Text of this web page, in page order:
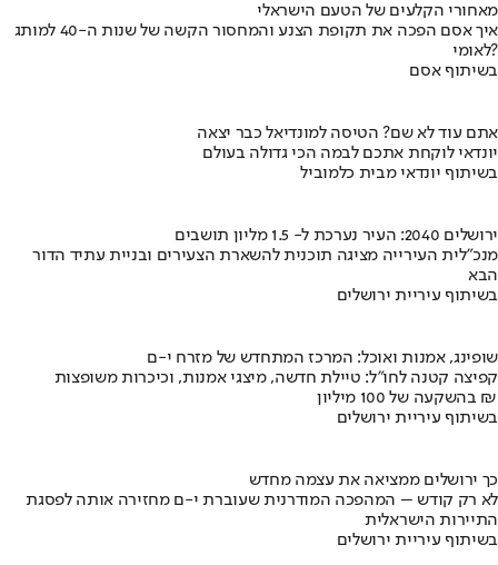
מאחורי הקלעים של הטעם הישראלי
איך אסם הפכה את תקופת הצנע והמחסור הקשה של שנות ה-40 למותג
לאומי?
בשיתוף אסם
אתם עוד לא שם? הטיסה למונדיאל כבר יצאה
יונדאי לוקחת אתכם לבמה הכי גדולה בעולם
בשיתוף יונדאי מבית כלמוביל
ירושלים 2040: העיר נערכת ל- 1.5 מליון תושבים
מנכ"לית העירייה מציגה תוכנית להשארת הצעירים ובניית עתיד הדור
הבא
בשיתוף עיריית ירושלים
שופינג, אמנות ואוכל: המרכז המתחדש של מזרח י-ם
קפיצה קטנה לחו"ל: טיילת חדשה, מיצגי אמנות, וכיכרות משופצות
בהשקעה של 100 מיליון ₪
בשיתוף עיריית ירושלים
כך ירושלים ממציאה את עצמה מחדש
לא רק קודש – המהפכה המודרנית שעוברת י-ם מחזירה אותה לפסגת
התיירות הישראלית
בשיתוף עיריית ירושלים